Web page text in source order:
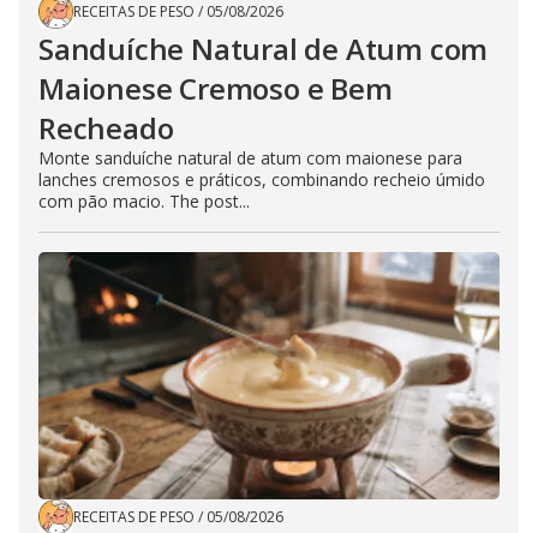
RECEITAS DE PESO / 05/08/2026
Sanduíche Natural de Atum com
Maionese Cremoso e Bem
Recheado
Monte sanduíche natural de atum com maionese para
lanches cremosos e práticos, combinando recheio úmido
com pão macio. The post...
RECEITAS DE PESO / 05/08/2026